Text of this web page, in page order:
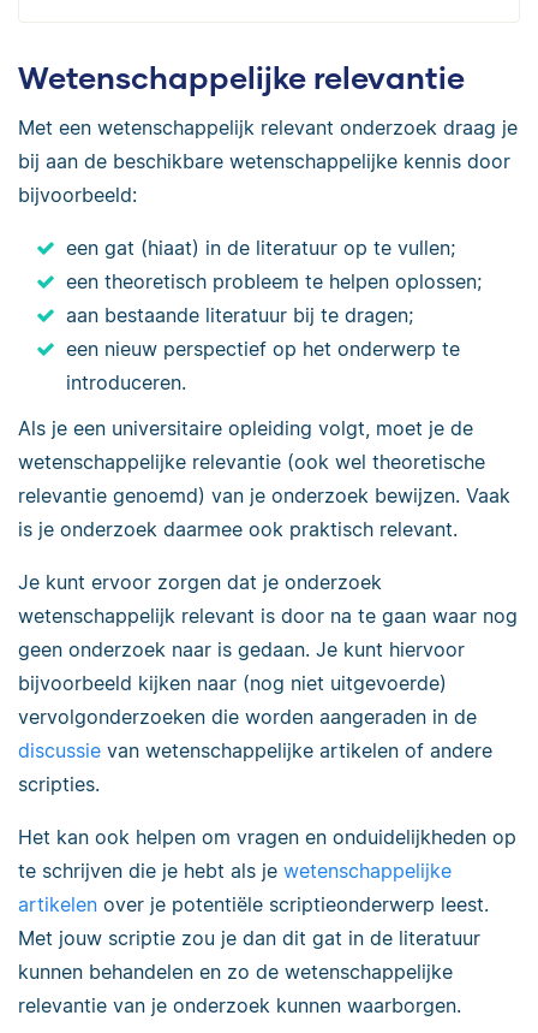
Wetenschappelijke relevantie
Met een wetenschappelijk relevant onderzoek draag je
bij aan de beschikbare wetenschappelijke kennis door
bijvoorbeeld:
een gat (hiaat) in de literatuur op te vullen;
een theoretisch probleem te helpen oplossen;
aan bestaande literatuur bij te dragen;
een nieuw perspectief op het onderwerp te
introduceren.
Als je een universitaire opleiding volgt, moet je de
wetenschappelijke relevantie (ook wel theoretische
relevantie genoemd) van je onderzoek bewijzen. Vaak
is je onderzoek daarmee ook praktisch relevant.
Je kunt ervoor zorgen dat je onderzoek
wetenschappelijk relevant is door na te gaan waar nog
geen onderzoek naar is gedaan. Je kunt hiervoor
bijvoorbeeld kijken naar (nog niet uitgevoerde)
vervolgonderzoeken die worden aangeraden in de
discussie van wetenschappelijke artikelen of andere
scripties.
Het kan ook helpen om vragen en onduidelijkheden op
te schrijven die je hebt als je wetenschappelijke
artikelen over je potentiële scriptieonderwerp leest.
Met jouw scriptie zou je dan dit gat in de literatuur
kunnen behandelen en zo de wetenschappelijke
relevantie van je onderzoek kunnen waarborgen.